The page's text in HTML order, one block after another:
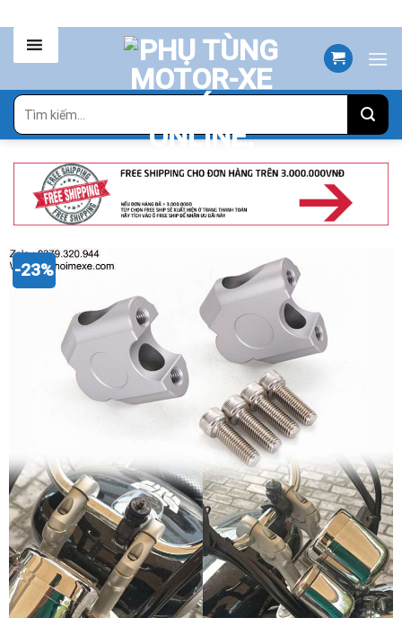
to
content
Tìm
kiếm:
-23%